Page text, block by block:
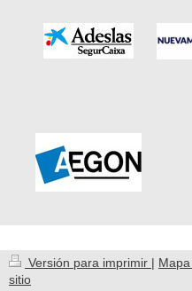
Versión para imprimir |
sitio